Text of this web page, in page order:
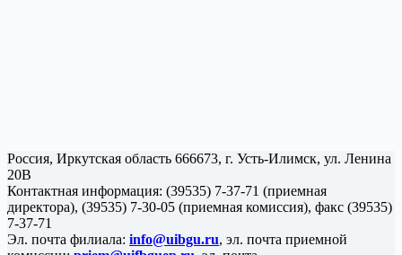
Россия, Иркутская область 666673, г. Усть-Илимск, ул. Ленина
20В
Контактная информация: (39535) 7-37-71 (приемная
директора), (39535) 7-30-05 (приемная комиссия), факс (39535)
7-37-71
Эл. почта филиала: info@uibgu.ru, эл. почта приемной